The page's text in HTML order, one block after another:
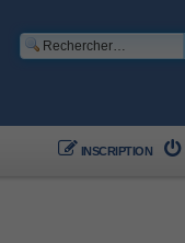
INSCRIPTION